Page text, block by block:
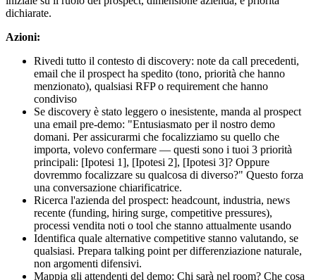
dichiarate.
Azioni:
Rivedi tutto il contesto di discovery: note da call precedenti,
email che il prospect ha spedito (tono, priorità che hanno
menzionato), qualsiasi RFP o requirement che hanno
condiviso
Se discovery è stato leggero o inesistente, manda al prospect
una email pre-demo: "Entusiasmato per il nostro demo
domani. Per assicurarmi che focalizziamo su quello che
importa, volevo confermare — questi sono i tuoi 3 priorità
principali: [Ipotesi 1], [Ipotesi 2], [Ipotesi 3]? Oppure
dovremmo focalizzare su qualcosa di diverso?" Questo forza
una conversazione chiarificatrice.
Ricerca l'azienda del prospect: headcount, industria, news
recente (funding, hiring surge, competitive pressures),
processi vendita noti o tool che stanno attualmente usando
Identifica quale alternative competitive stanno valutando, se
qualsiasi. Prepara talking point per differenziazione naturale,
non argomenti difensivi.
Mappia gli attendenti del demo: Chi sarà nel room? Che cosa